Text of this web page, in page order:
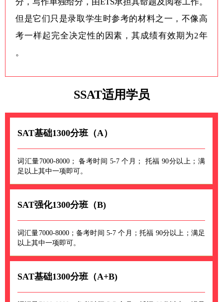
但是它们只是录取学生时参考的材料之一，不像高
考一样起完全决定性的因素，其成绩有效期为2年
。
SSAT适用学员
SAT基础1300分班（A）
词汇量7000-8000； 备考时间 5-7 个月； 托福 90分以上；满
足以上其中一项即可。
SAT强化1300分班（B)
词汇量7000-8000；备考时间 5-7 个月；托福 90分以上；满足
以上其中一项即可。
SAT基础1300分班（A+B)